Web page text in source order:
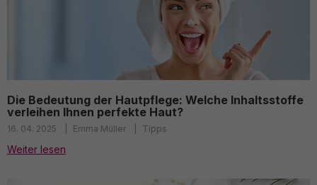
Die Bedeutung der Hautpflege: Welche Inhaltsstoffe
verleihen Ihnen perfekte Haut?
16. 04. 2025 Emma Müller Tipps
Weiter lesen